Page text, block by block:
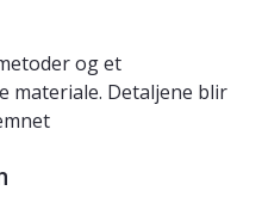
og et
materiale. Detaljene blir